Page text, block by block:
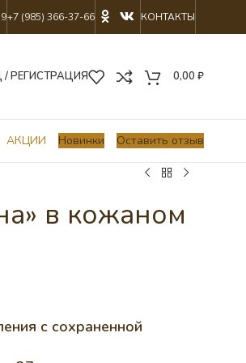
+7 (985) 366-37-66 КОНТАКТЫ
РЕГИСТРАЦИЯ 0,00 ₽
АКЦИИ Новинки Оставить отзыв
в кожаном
с сохраненной